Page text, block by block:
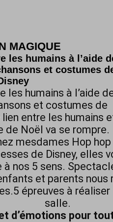
MAGIQUE
les humains à l’aide
et costumes
les humains à l’aide
et costumes de
lien entre les humains
de Noël va se rompre.
mesdames Hop
de Disney, elles
à nos 5 sens.
et parents nous
épreuves à
salle.
d’émotions pour